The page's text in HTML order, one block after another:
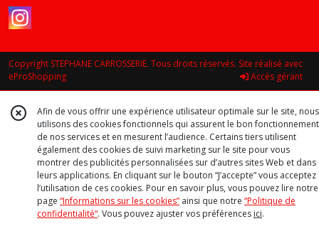
Copyright STEPHANE CARROSSERIE. Tous droits réservés. Site réalisé avec
eProShopping
Accès gérant
Afin de vous offrir une expérience utilisateur optimale sur le site, nous
utilisons des cookies fonctionnels qui assurent le bon fonctionnement
de nos services et en mesurent l’audience. Certains tiers utilisent
également des cookies de suivi marketing sur le site pour vous
montrer des publicités personnalisées sur d’autres sites Web et dans
leurs applications. En cliquant sur le bouton “J’accepte” vous acceptez
l’utilisation de ces cookies. Pour en savoir plus, vous pouvez lire notre
page “Informations sur les cookies” ainsi que notre “Politique de
confidentialité“. Vous pouvez ajuster vos préférences ici.